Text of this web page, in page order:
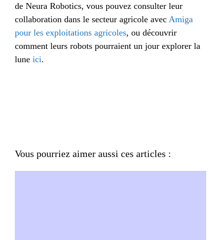
de Neura Robotics, vous pouvez consulter leur
collaboration dans le secteur agricole avec Amiga
pour les exploitations agricoles, ou découvrir
comment leurs robots pourraient un jour explorer la
lune ici.
Vous pourriez aimer aussi ces articles :